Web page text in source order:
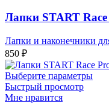
Лапки START
Лапки и наконечники
850 ₽
Выберите параметры
Быстрый просмотр
Мне нравится